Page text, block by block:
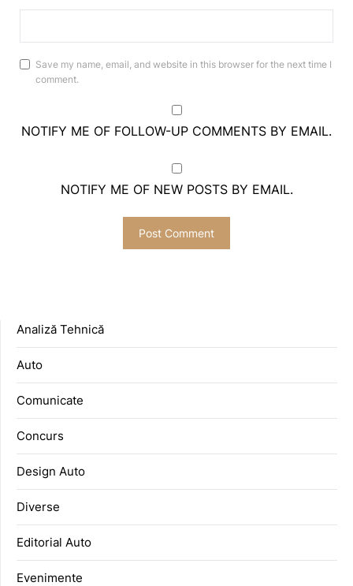
Save my name, email, and website in this browser for the next time I
comment.
NOTIFY ME OF FOLLOW-UP COMMENTS BY EMAIL.
NOTIFY ME OF NEW POSTS BY EMAIL.
Analiză Tehnică
Auto
Comunicate
Concurs
Design Auto
Diverse
Editorial Auto
Evenimente